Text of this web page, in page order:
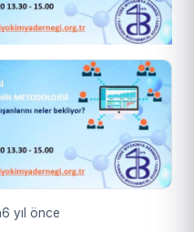
6 yıl önce